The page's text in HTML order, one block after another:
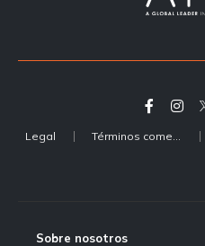
Legal
Sobre nosotros